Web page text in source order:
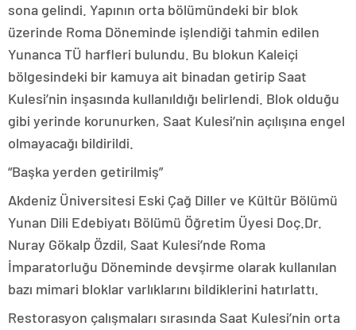
sona gelindi. Yapının orta bölümündeki bir blok
üzerinde Roma Döneminde işlendiği tahmin edilen
Yunanca TÜ harfleri bulundu. Bu blokun Kaleiçi
bölgesindeki bir kamuya ait binadan getirip Saat
Kulesi’nin inşasında kullanıldığı belirlendi. Blok olduğu
gibi yerinde korunurken, Saat Kulesi’nin açılışına engel
olmayacağı bildirildi.
“Başka yerden getirilmiş”
Akdeniz Üniversitesi Eski Çağ Diller ve Kültür Bölümü
Yunan Dili Edebiyatı Bölümü Öğretim Üyesi Doç.Dr.
Nuray Gökalp Özdil, Saat Kulesi’nde Roma
İmparatorluğu Döneminde devşirme olarak kullanılan
bazı mimari bloklar varlıklarını bildiklerini hatırlattı.
Restorasyon çalışmaları sırasında Saat Kulesi’nin orta